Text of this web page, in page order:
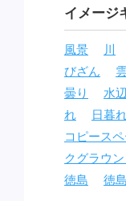
イメージ
風景 川
びざん
雲
曇り
水辺
れ
日暮
コピース
クグラウン
徳島
徳